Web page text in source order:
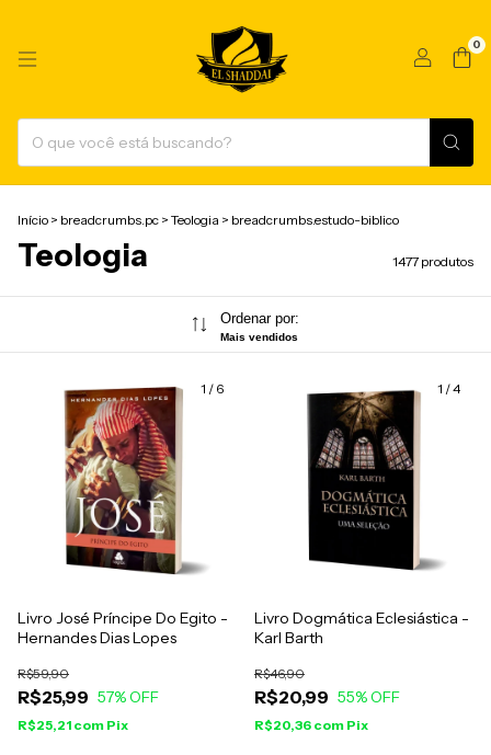
0
Início > breadcrumbs.pc > Teologia > breadcrumbs.estudo-biblico
Teologia 1477 produtos
Ordenar por:
Mais vendidos
1 / 6
Livro José Príncipe Do Egito -
Hernandes Dias Lopes
R$25,99
R$59,90
57% OFF
R$25,21 com Pix
1 /4
Livro Dogmática Eclesiástica -
Karl Barth
R$20,99
R$46,90
55% OFF
R$20,36 com Pix